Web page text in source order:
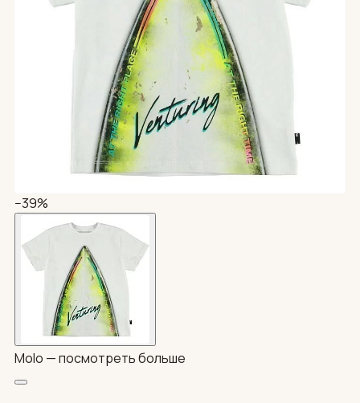
−39%
Molo —посмотреть больше